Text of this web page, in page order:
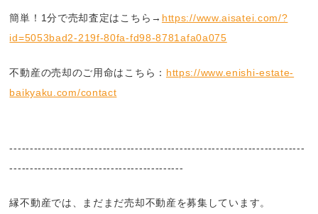
簡単！1分で売却査定はこちら→ https://www.aisatei.com/?
id=5053bad2-219f-80fa-fd98-8781afa0a075
不動産の売却のご用命はこちら： https://www.enishi-estate-
baikyaku.com/contact
-------------------------------------------------------------------------
-------------------------------------------
縁不動産では、まだまだ売却不動産を募集しています。